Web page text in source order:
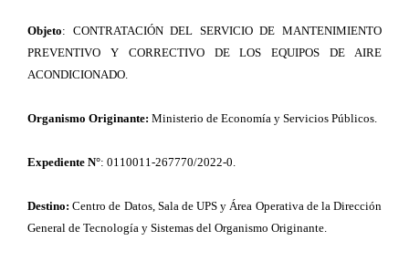
Objeto: CONTRATACIÓN DEL SERVICIO DE MANTENIMIENTO
PREVENTIVO Y CORRECTIVO DE LOS EQUIPOS DE AIRE
ACONDICIONADO.
Organismo Originante: Ministerio de Economía y Servicios Públicos.
Expediente N°: 0110011-267770/2022-0.
Destino: Centro de Datos, Sala de UPS y Área Operativa de la Dirección
General de Tecnología y Sistemas del Organismo Originante.